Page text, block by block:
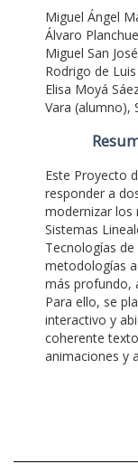
Miguel Ángel
Álvaro
Miguel San
Rodrigo de
Elisa Moyá
Vara (alumno),
Este Proyecto
responder a
modernizar los
Sistemas
Tecnologías
metodologías
más profundo,
Para ello, se
interactivo y
coherente
animaciones y